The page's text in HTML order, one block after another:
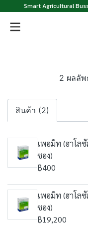
Smart Agricultural
2 ผลลั
สินค้า (2)
เพอมิท (ฮาโล
ซอง)
฿400
เพอมิท (ฮาโล
ซอง)
฿19,200